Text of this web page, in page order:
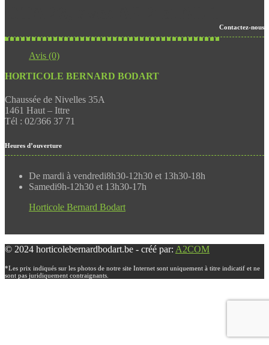
Avis (0)
Contactez-nous
HORTICOLE BERNARD BODART
Chaussée de Nivelles 35A
1461 Haut – Ittre
Tél : 02/366 37 71
Heures d’ouverture
De mardi à vendredi8h30-12h30 et 13h30-18h
Samedi9h-12h30 et 13h30-17h
Horticole Bernard Bodart
© 2024 horticolebernardbodart.be - créé par: A2COM
*Les prix indiqués sur les photos de notre site Internet sont uniquement à titre indicatif et ne
sont pas juridiquement contraignants.